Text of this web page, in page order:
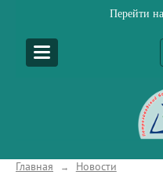
Перейти
Главная → Новости